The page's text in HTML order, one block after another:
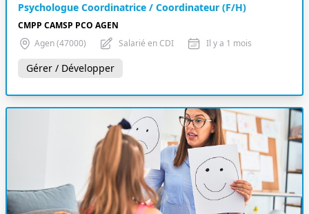
Psychologue Coordinatrice / Coordinateur (F/H)
CMPP CAMSP PCO AGEN
Agen (47000)
Salarié en CDI Il y a 1 mois
Gérer / Développer